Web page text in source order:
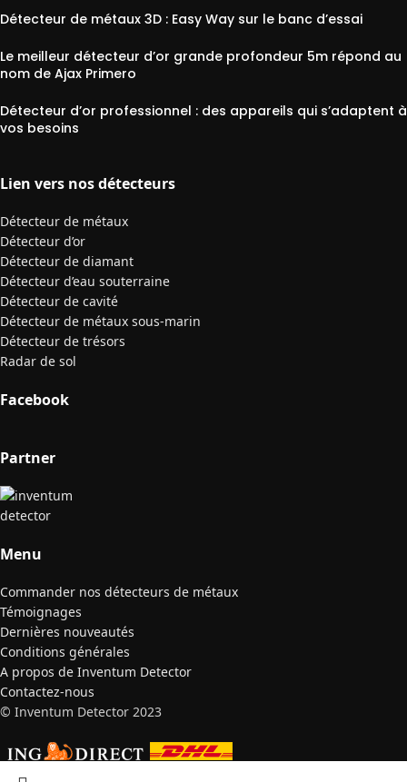
Détecteur de métaux 3D : Easy Way sur le banc d’essai
Le meilleur détecteur d’or grande profondeur 5m répond au
nom de Ajax Primero
Détecteur d’or professionnel : des appareils qui s’adaptent à
vos besoins
Lien vers nos détecteurs
Détecteur de métaux
Détecteur d’or
Détecteur de diamant
Détecteur d’eau souterraine
Détecteur de cavité
Détecteur de métaux sous-marin
Détecteur de trésors
Radar de sol
Facebook
Partner
Menu
Commander nos détecteurs de métaux
Témoignages
Dernières nouveautés
Conditions générales
A propos de Inventum Detector
Contactez-nous
© Inventum Detector 2023